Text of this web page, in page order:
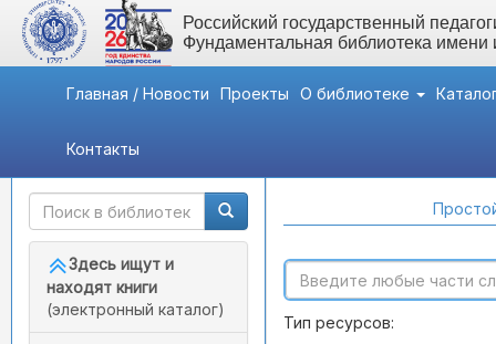
Российский государственный
Фундаментальная библиотека
Главная / Новости Проекты О библиотеке
Контакты
Быстрый доступ
Здесь ищут и
находят книги
(электронный каталог)
Тип ресурсов: